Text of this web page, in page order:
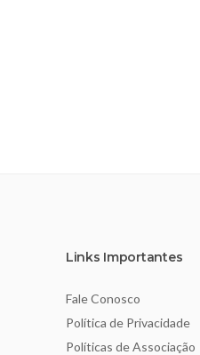
Links Importantes
Fale Conosco
Política de Privacidade
Políticas de Associação